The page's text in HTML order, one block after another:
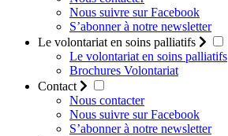
Nous suivre sur Facebook
S’abonner à notre newsletter
Le volontariat en soins palliatifs
Le volontariat en soins palliatifs
Brochures Volontariat
Contact
Nous contacter
Nous suivre sur Facebook
S’abonner à notre newsletter